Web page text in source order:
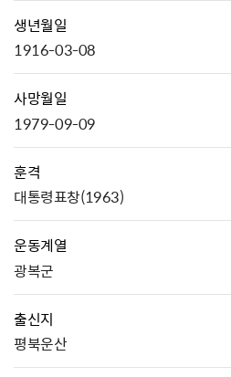
생년월일
1916-03-08
사망월일
1979-09-09
훈격
대통령표창(1963)
운동계열
광복군
출신지
평북운산